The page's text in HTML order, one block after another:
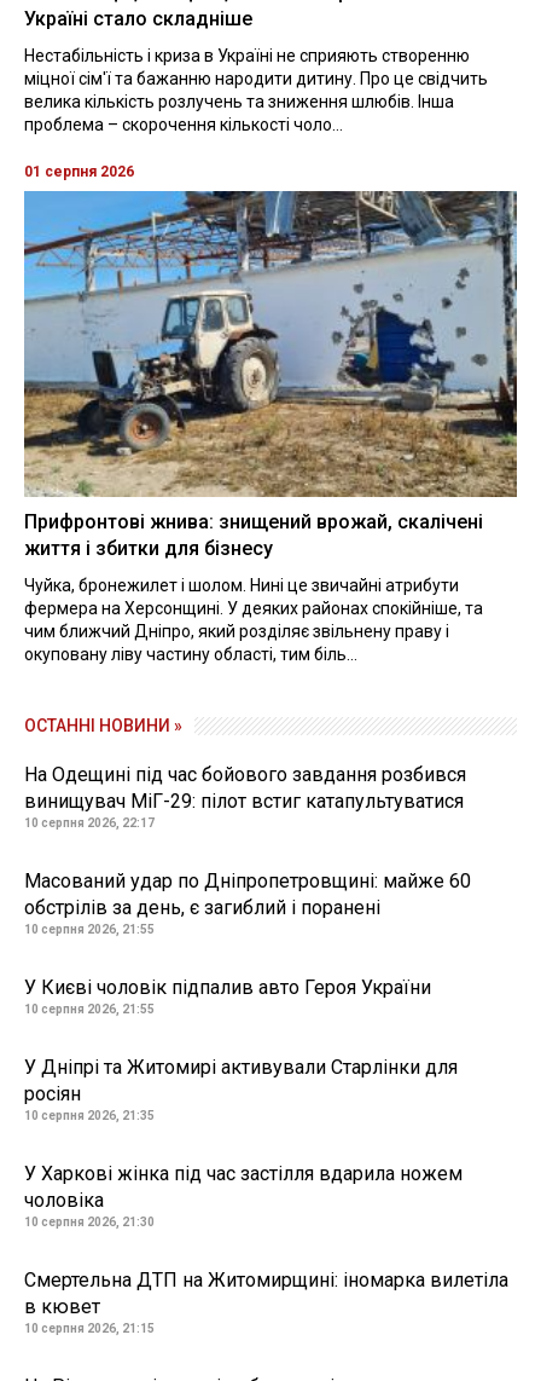
Україні стало складніше
Нестабільність і криза в Україні не сприяють створенню
міцної сім'ї та бажанню народити дитину. Про це свідчить
велика кількість розлучень та зниження шлюбів. Інша
проблема – скорочення кількості чоло...
01 серпня 2026
Прифронтові жнива: знищений врожай, скалічені
життя і збитки для бізнесу
Чуйка, бронежилет і шолом. Нині це звичайні атрибути
фермера на Херсонщині. У деяких районах спокійніше, та
чим ближчий Дніпро, який розділяє звільнену праву і
окуповану ліву частину області, тим біль...
ОСТАННІ НОВИНИ »
На Одещині під час бойового завдання розбився
винищувач МіГ-29: пілот встиг катапультуватися
10 серпня 2026, 22:17
Масований удар по Дніпропетровщині: майже 60
обстрілів за день, є загиблий і поранені
10 серпня 2026, 21:55
У Києві чоловік підпалив авто Героя України
10 серпня 2026, 21:55
У Дніпрі та Житомирі активували Старлінки для
росіян
10 серпня 2026, 21:35
У Харкові жінка під час застілля вдарила ножем
чоловіка
10 серпня 2026, 21:30
Смертельна ДТП на Житомирщині: іномарка вилетіла
в кювет
10 серпня 2026, 21:15